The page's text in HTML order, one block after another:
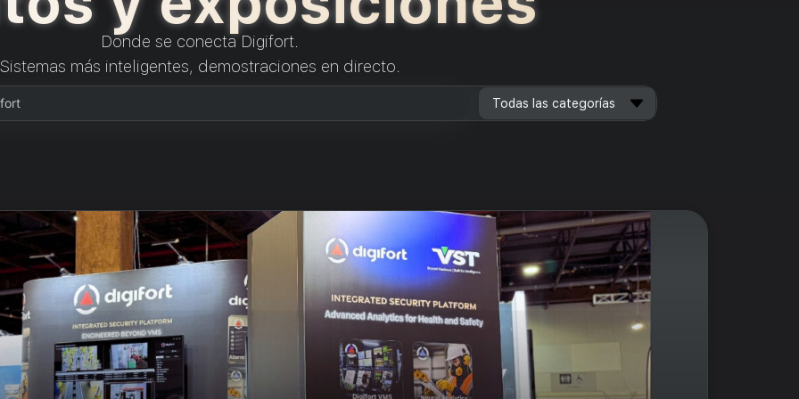
Donde se conecta Digifort.
Sistemas más inteligentes, demostraciones en directo.
Todas las categorías